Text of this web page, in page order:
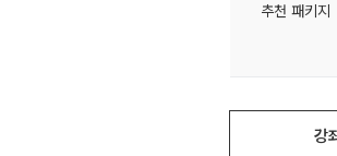
추천 패키지
강